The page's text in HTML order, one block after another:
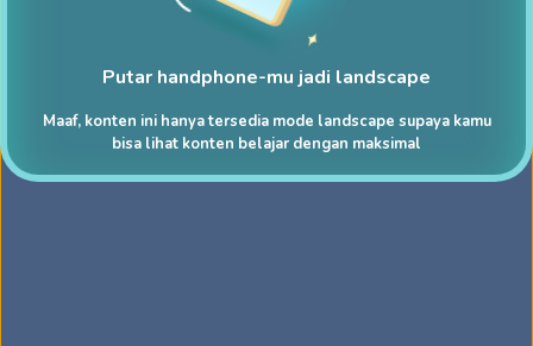
Putar handphone-mu jadi landscape
Maaf, konten ini hanya tersedia mode landscape supaya kamu
bisa lihat konten belajar dengan maksimal